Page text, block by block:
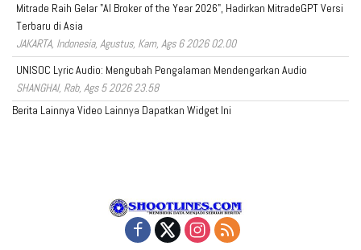
Mitrade Raih Gelar "AI Broker of the Year 2026", Hadirkan MitradeGPT Versi
Terbaru di Asia
JAKARTA, Indonesia, Agustus, Kam, Ags 6 2026 02.00
UNISOC Lyric Audio: Mengubah Pengalaman Mendengarkan Audio
SHANGHAI, Rab, Ags 5 2026 23.58
Berita Lainnya Video Lainnya Dapatkan Widget Ini